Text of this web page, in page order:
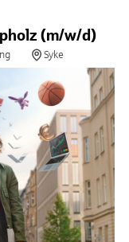
(m/w/d)
Syke